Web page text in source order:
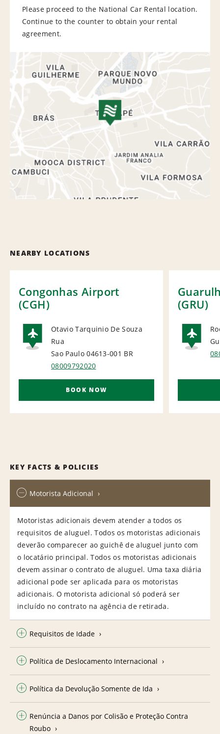
Please proceed to the National Car Rental location.
Continue to the counter to obtain your rental
agreement.
NEARBY LOCATIONS
Congonhas Airport
(CGH)
AIRPORT
Otavio Tarquinio De Souza
Rua
Sao Paulo 04613-001 BR
08009792020
BOOK NOW
(GRU)
KEY FACTS & POLICIES
Motorista Adicional
Motoristas adicionais devem atender a todos os
requisitos de aluguel. Todos os motoristas adicionais
deverão comparecer ao guichê de aluguel junto com
o locatário principal. Todos os motoristas adicionais
devem assinar o contrato de aluguel. Uma taxa diária
adicional pode ser aplicada para os motoristas
adicionais. O motorista adicional só poderá ser
incluído no contrato na agência de retirada.
Requisitos de Idade
Política de Deslocamento Internacional
Política da Devolução Somente de Ida
Renúncia a Danos por Colisão e Proteção Contra
Roubo